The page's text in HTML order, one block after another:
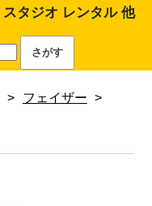
スタジオ レンタル 他
> フェイザー >